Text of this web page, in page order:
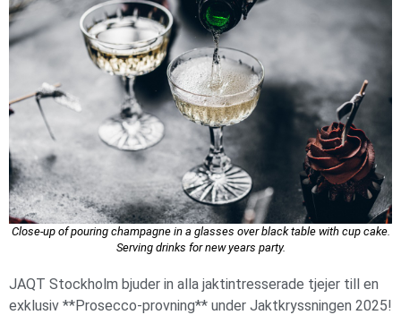
Close-up of pouring champagne in a glasses over black table with cup cake.
Serving drinks for new years party.
JAQT Stockholm bjuder in alla jaktintresserade tjejer till en
exklusiv **Prosecco-provning** under Jaktkryssningen 2025!